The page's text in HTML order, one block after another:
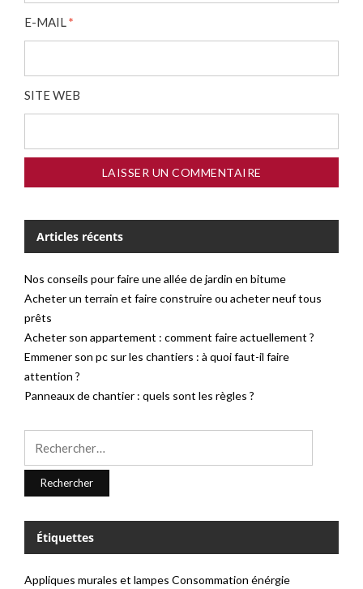
E-MAIL*
SITE WEB
Articles récents
Nos conseils pour faire une allée de jardin en bitume
Acheter un terrain et faire construire ou acheter neuf tous
prêts
Acheter son appartement : comment faire actuellement ?
Emmener son pc sur les chantiers : à quoi faut-il faire
attention ?
Panneaux de chantier : quels sont les règles ?
Étiquettes
Appliques murales et lampes Consommation énérgie